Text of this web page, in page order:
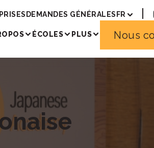
DEMANDES GÉNÉRALESFR
ÉCOLES PLUS Nous